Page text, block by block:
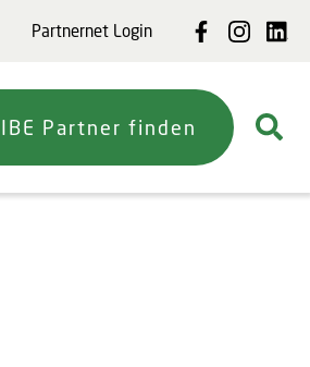
Partnernet Login
Partner finden